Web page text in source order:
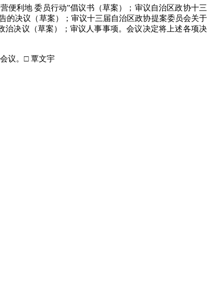
利地 委员行动”倡议书（草案）；审议自治区政协十三
的决议（草案）；审议十三届自治区政协提案委员会关于
决议（草案）；审议人事事项。会议决定将上述各项决
议。□ 覃文宇